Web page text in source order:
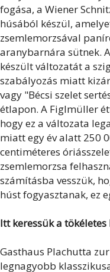
fogása, a Wiener
húsából készül,
zsemlemorzsával
aranybarnára sütnek.
készült változatát a
szabályozás miatt
vagy "Bécsi szelet
étlapon. A Figlmüller
hogy ez a változata
miatt egy év alatt 250
centiméteres
zsemlemorzsa
számításba vesszük,
húst fogyasztanak, ez
Itt keressük a tökéletes
Gasthaus Plachutta
legnagyobb